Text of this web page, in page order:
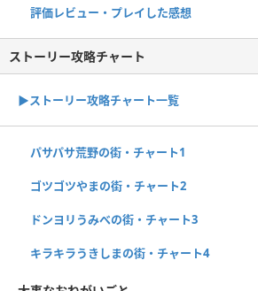
評価レビュー・プレイした感想
ストーリー攻略チャート
▶ストーリー攻略チャート一覧
パサパサ荒野の街・チャート1
ゴツゴツやまの街・チャート2
ドンヨリうみべの街・チャート3
キラキラうきしまの街・チャート4